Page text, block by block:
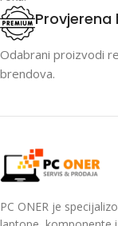
Odabrani proizvodi
brendova.
PC ONER je